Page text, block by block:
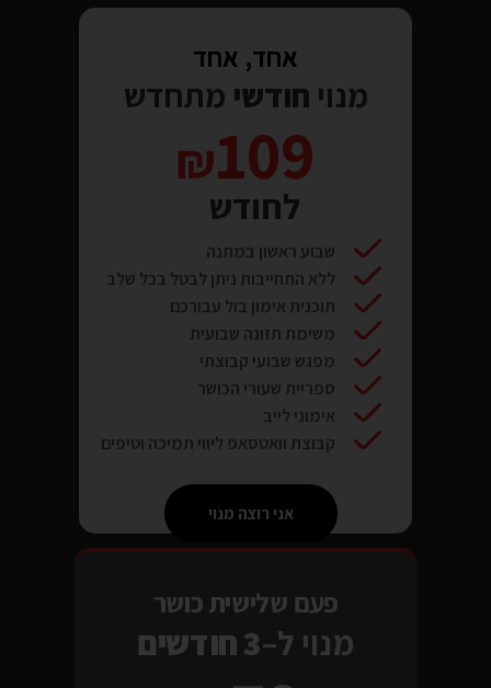
אחד, אחד
מנוי חודשי מתחדש
109
לחודש
שבוע ראשון במתנה
ללא התחייבות ניתן לבטל בכל שלב
תוכנית אימון בול עבורכם
משימת תזונה שבועית
מפגש שבועי קבוצתי
ספריית שעורי הכושר
אימוני לייב
קבוצת וואטסאפ ליווי תמיכה וטיפים
אני רוצה מנוי
פעם שלישית כושר
מנוי ל–3 חודשים